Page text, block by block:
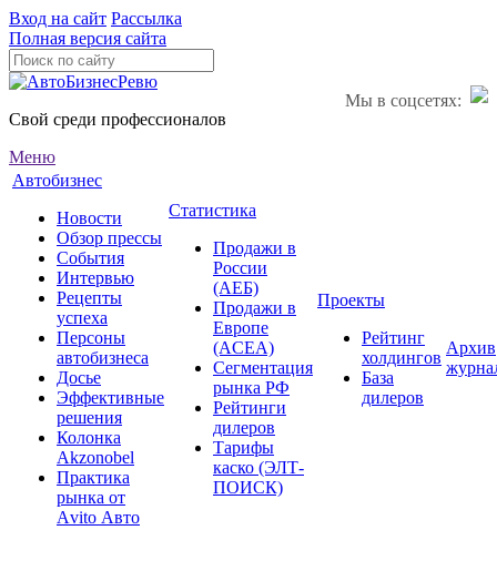
Вход на сайт Рассылка
Полная версия сайта
Мы в соцсетях:
Свой среди профессионалов
Меню
Автобизнес
Новости
Обзор прессы
События
Интервью
Рецепты
успеха
Персоны
автобизнеса
Досье
Эффективные
решения
Колонка
Akzonobel
Практика
рынка от
Аvito Авто
Статистика
Продажи в
России
(АЕБ)
Продажи в
Европе
(ACEA)
Сегментация
рынка РФ
Рейтинги
дилеров
Тарифы
каско (ЭЛТ-
ПОИСК)
Проекты
Рейтинг
холдингов
База
дилеров
Архив